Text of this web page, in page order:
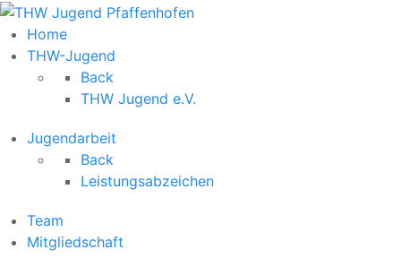
Home
THW-Jugend
Back
THW Jugend e.V.
Jugendarbeit
Back
Leistungsabzeichen
Team
Mitgliedschaft